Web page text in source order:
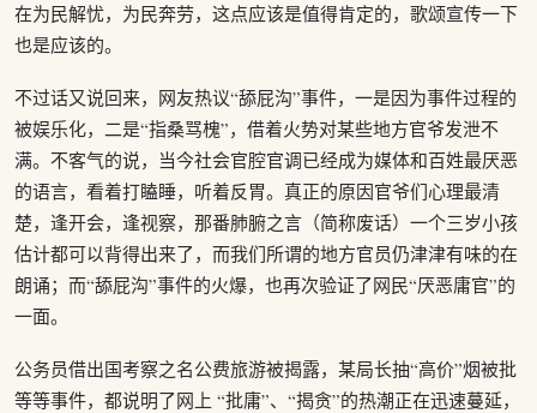
在为民解忧，为民奔劳，这点应该是值得肯定的，歌颂宣传一下
也是应该的。
不过话又说回来，网友热议“舔屁沟”事件，一是因为事件过程的
被娱乐化，二是“指桑骂槐”，借着火势对某些地方官爷发泄不
满。不客气的说，当今社会官腔官调已经成为媒体和百姓最厌恶
的语言，看着打瞌睡，听着反胃。真正的原因官爷们心理最清
楚，逢开会，逢视察，那番肺腑之言（简称废话）一个三岁小孩
估计都可以背得出来了，而我们所谓的地方官员仍津津有味的在
朗诵；而“舔屁沟”事件的火爆，也再次验证了网民“厌恶庸官”的
一面。
公务员借出国考察之名公费旅游被揭露，某局长抽“高价”烟被批
等等事件，都说明了网上 “批庸”、“揭贪”的热潮正在迅速蔓延，